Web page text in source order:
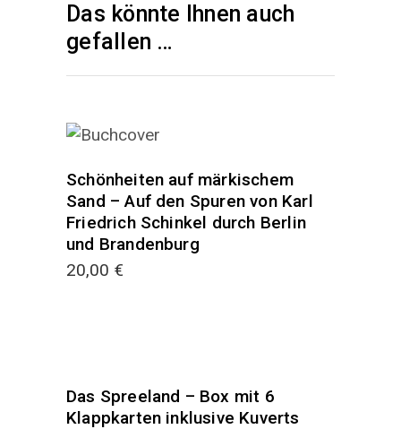
Das könnte Ihnen auch
gefallen …
Schönheiten auf märkischem
Sand – Auf den Spuren von Karl
Friedrich Schinkel durch Berlin
und Brandenburg
20,00 €
Das Spreeland – Box mit 6
Klappkarten inklusive Kuverts